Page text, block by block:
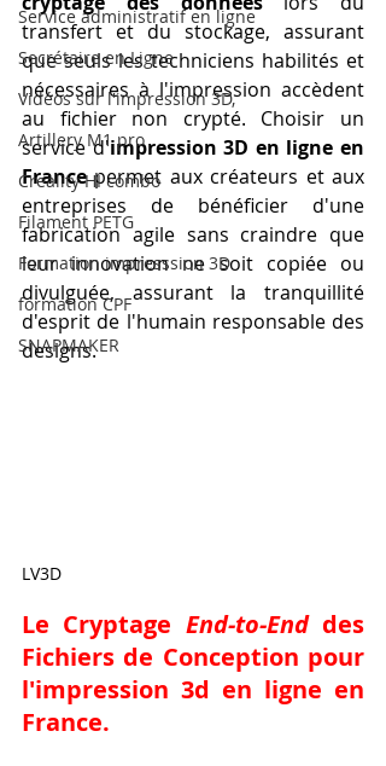
Service administratif en ligne
Secrétaire en Ligne
Vidéos sur l'impression 3D,
Artillery M1 pro
Creality HI combo
Filament PETG
Formation impresssion 3D
formation CPF
SNAPMAKER
transfert et du stockage, assurant
que seuls les techniciens habilités et
nécessaires à l'impression accèdent
au fichier non crypté. Choisir un
service d'impression 3D en ligne en
France permet aux créateurs et aux
entreprises de bénéficier d'une
fabrication agile sans craindre que
leur innovation ne soit copiée ou
divulguée, assurant la tranquillité
d'esprit de l'humain responsable des
designs.
LV3D
Le Cryptage End-to-End des
Fichiers de Conception pour
l'impression 3d en ligne en
France.